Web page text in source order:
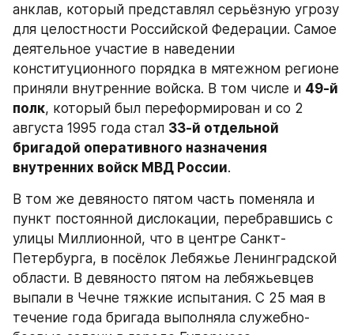
анклав, который представлял серьёзную угрозу
для целостности Российской Федерации. Самое
деятельное участие в наведении
конституционного порядка в мятежном регионе
приняли внутренние войска. В том числе и 49-й
полк, который был переформирован и со 2
августа 1995 года стал 33-й отдельной
бригадой оперативного назначения
внутренних войск МВД России.
В том же девяносто пятом часть поменяла и
пункт постоянной дислокации, перебравшись с
улицы Миллионной, что в центре Санкт-
Петербурга, в посёлок Лебяжье Ленинградской
области. В девяносто пятом на лебяжьевцев
выпали в Чечне тяжкие испытания. С 25 мая в
течение года бригада выполняла служебно-